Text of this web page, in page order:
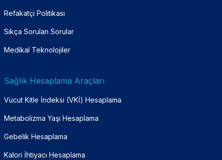
Refakatçi Politikası
Sıkça Sorulan Sorular
Medikal Teknolojiler
Sağlık Hesaplama Araçları
Vücut Kitle İndeksi (VKİ) Hesaplama
Metabolizma Yaşı Hesaplama
Gebelik Hesaplama
Kalori İhtiyacı Hesaplama